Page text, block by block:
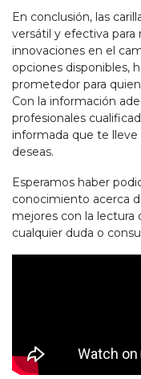
En conclusión, las
versátil y efectiva para
innovaciones en el
opciones disponibles,
prometedor para
Con la información
profesionales
informada que te lleve
deseas.
Esperamos haber
conocimiento acerca
mejores con la lectura
cualquier duda o